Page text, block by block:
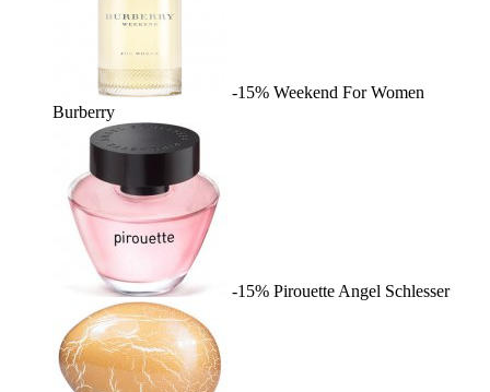
-15% Weekend For Women
Burberry
-15% Pirouette Angel Schlesser